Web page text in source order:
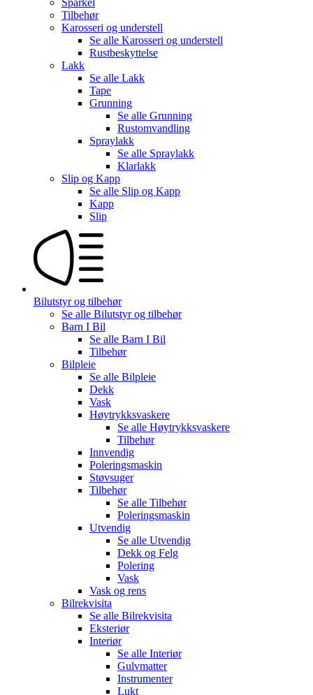
Tilbehør
Karosseri og understell
Se alle Karosseri og understell
Rustbeskyttelse
Lakk
Se alle Lakk
Tape
Grunning
Se alle Grunning
Rustomvandling
Spraylakk
Se alle Spraylakk
Klarlakk
Slip og Kapp
Se alle Slip og Kapp
Kapp
Slip
Bilutstyr og tilbehør
Se alle Bilutstyr og tilbehør
Barn I Bil
Se alle Barn I Bil
Tilbehør
Bilpleie
Se alle Bilpleie
Dekk
Vask
Høytrykksvaskere
Se alle Høytrykksvaskere
Tilbehør
Innvendig
Poleringsmaskin
Støvsuger
Tilbehør
Se alle Tilbehør
Poleringsmaskin
Utvendig
Se alle Utvendig
Dekk og Felg
Polering
Vask
Vask og rens
Bilrekvisita
Se alle Bilrekvisita
Eksteriør
Interiør
Se alle Interiør
Gulvmatter
Instrumenter
Lukt